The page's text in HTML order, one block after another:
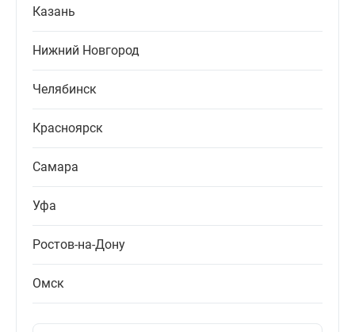
Казань
Нижний Новгород
Челябинск
Красноярск
Самара
Уфа
Ростов-на-Дону
Омск